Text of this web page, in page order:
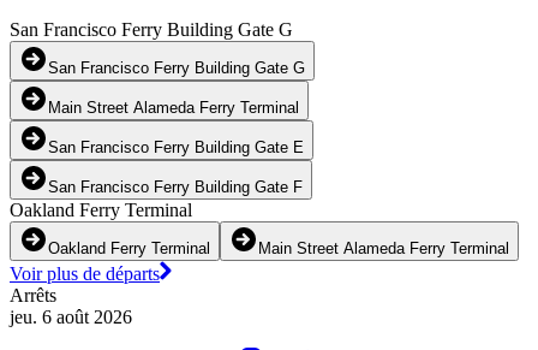
San Francisco Ferry Building Gate G
San Francisco Ferry Building Gate G
Main Street Alameda Ferry Terminal
San Francisco Ferry Building Gate E
San Francisco Ferry Building Gate F
Oakland Ferry Terminal
Oakland Ferry Terminal Main Street Alameda Ferry Terminal
Voir plus de départs
Arrêts
jeu. 6 août 2026